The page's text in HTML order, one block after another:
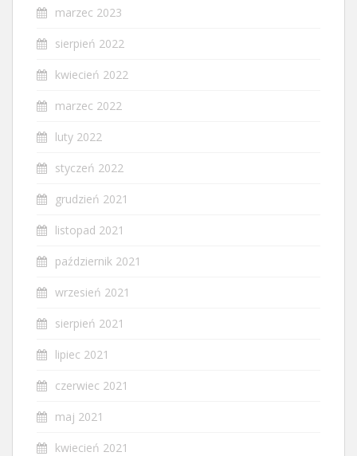
marzec 2023
sierpień 2022
kwiecień 2022
marzec 2022
luty 2022
styczeń 2022
grudzień 2021
listopad 2021
październik 2021
wrzesień 2021
sierpień 2021
lipiec 2021
czerwiec 2021
maj 2021
kwiecień 2021